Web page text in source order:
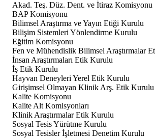
Akad. Teş. Düz. Dent. ve İtiraz Komisyonu
BAP Komisyonu
Bilimsel Araştırma ve Yayın Etiği Kurulu
Bilişim Sistemleri Yönlendirme Kurulu
Eğitim Komisyonu
Fen ve Mühendislik Bilimsel Araştırmalar
İnsan Araştırmaları Etik Kurulu
İş Etik Kurulu
Hayvan Deneyleri Yerel Etik Kurulu
Girişimsel Olmayan Klinik Arş. Etik Kurulu
Kalite Komisyonu
Kalite Alt Komisyonları
Klinik Araştırmalar Etik Kurulu
Sosyal Tesis Yürütme Kurulu
Sosyal Tesisler İşletmesi Denetim Kurulu